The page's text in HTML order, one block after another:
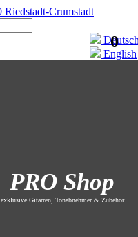
0
Deutsch
English
PRO Shop
exklusive Gitarren, Tonabnehmer & Zubehör